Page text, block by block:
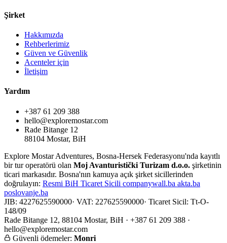
Şirket
Hakkımızda
Rehberlerimiz
Güven ve Güvenlik
Acenteler için
İletişim
Yardım
+387 61 209 388
hello@exploremostar.com
Rade Bitange 12
88104 Mostar, BiH
Explore Mostar Adventures, Bosna-Hersek Federasyonu'nda kayıtlı
bir tur operatörü olan Moj Avanturistički Turizam d.o.o. şirketinin
ticari markasıdır. Bosna'nın kamuya açık şirket sicillerinden
doğrulayın: Resmi BiH Ticaret Sicili companywall.ba akta.ba
poslovanje.ba
JIB: 4227625590000· VAT: 227625590000· Ticaret Sicil: Tt-O-
148/09
Rade Bitange 12, 88104 Mostar, BiH · +387 61 209 388 ·
hello@exploremostar.com
Güvenli ödemeler: Monri